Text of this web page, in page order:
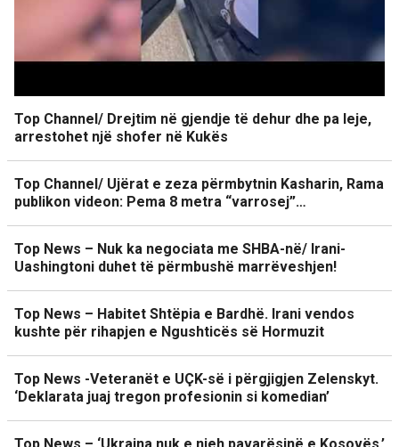
Top Channel/ Drejtim në gjendje të dehur dhe pa leje,
arrestohet një shofer në Kukës
Top Channel/ Ujërat e zeza përmbytnin Kasharin, Rama
publikon videon: Pema 8 metra “varrosej”…
Top News – Nuk ka negociata me SHBA-në/ Irani-
Uashingtoni duhet të përmbushë marrëveshjen!
Top News – Habitet Shtëpia e Bardhë. Irani vendos
kushte për rihapjen e Ngushticës së Hormuzit
Top News -Veteranët e UÇK-së i përgjigjen Zelenskyt.
‘Deklarata juaj tregon profesionin si komedian’